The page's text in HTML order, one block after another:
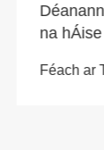
na hÁise
Féach ar